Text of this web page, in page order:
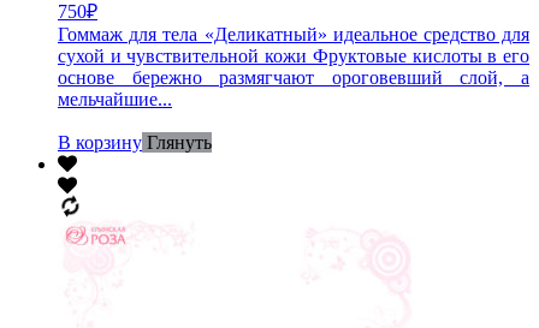
750₽
Гоммаж для тела «Деликатный» идеальное средство для
сухой и чувствительной кожи Фруктовые кислоты в его
основе бережно размягчают ороговевший слой, а
мельчайшие...
В корзину Глянуть